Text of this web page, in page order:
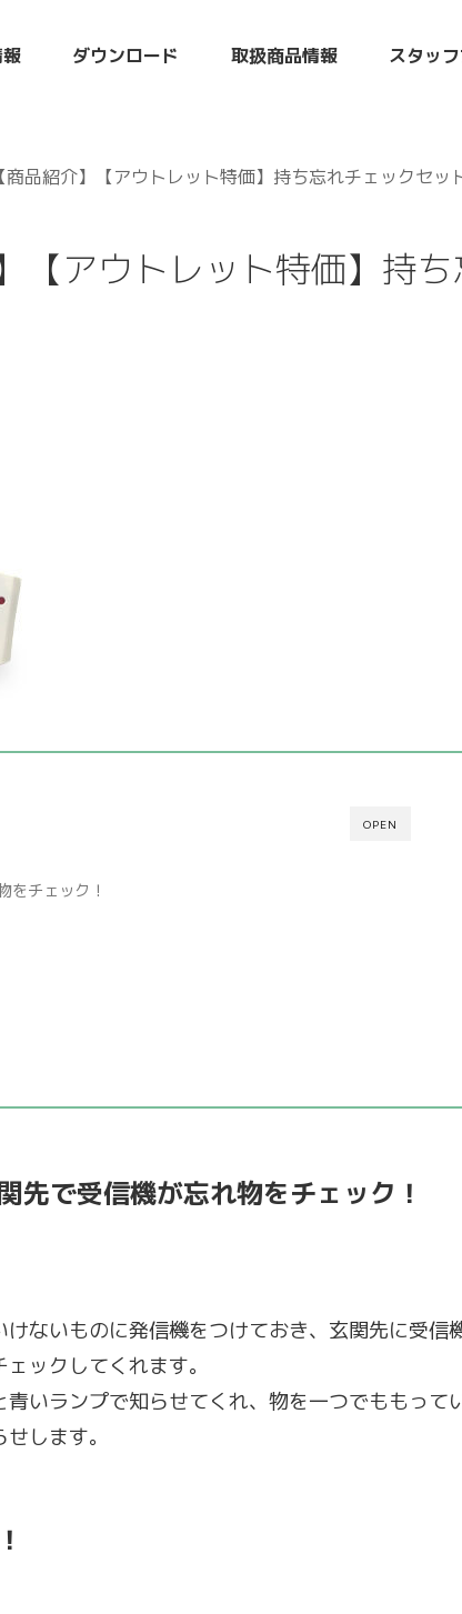
ダウンロード 取扱商品情報 スタッ
品紹介】【アウトレット特価】持ち忘れチェックセッ
【アウトレット特価】持
OPEN
をチェック！
先で受信機が忘れ物をチェック！
ないものに発信機をつけておき、玄関先に受信
ックしてくれます。
いランプで知らせてくれ、物を一つでももって
します。